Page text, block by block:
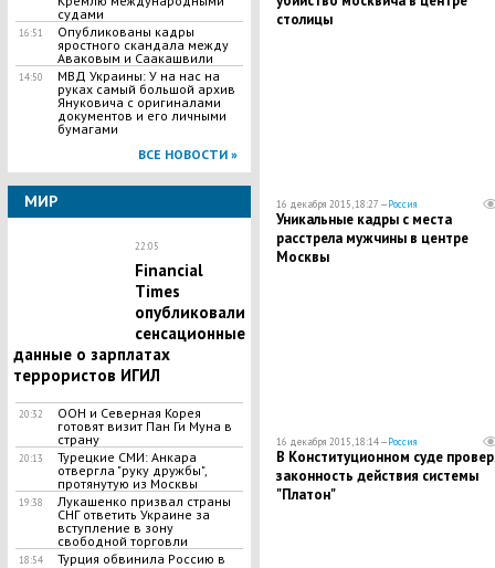
судами
16:51
Опубликованы кадры
яростного скандала между
Аваковым и Саакашвили
14:50
МВД Украины: У на нас на
руках самый большой архив
Януковича с оригиналами
документов и его личными
бумагами
ВСЕ НОВОСТИ »
МИР
22:05
Financial
Times
опубликовали
сенсационные
данные о зарплатах
террористов ИГИЛ
20:32
ООН и Северная Корея
готовят визит Пан Ги Муна в
страну
20:13
Турецкие СМИ: Анкара
отвергла "руку дружбы",
протянутую из Москвы
19:38
Лукашенко призвал страны
СНГ ответить Украине за
вступление в зону
свободной торговли
18:54
Турция обвинила Россию в
столицы
16 декабря 2015, 18:27 —Россия
Уникальные кадры с места
расстрела мужчины в центре
Москвы
16 декабря 2015, 18:14 —Россия
В Конституционном суде
законность действия системы
"Платон"